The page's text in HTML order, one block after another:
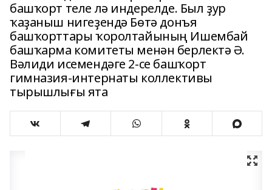
башҡорт теле лә индерелде. Был ҙур
ҡаҙаныш нигеҙендә Бөтә донъя
башҡорттары ҡоролтайының Ишембай
башҡарма комитеты менән берлектә Ә.
Вәлиди исемендәге 2-се башҡорт
гимназия-интернаты коллективы
тырышлығы ята